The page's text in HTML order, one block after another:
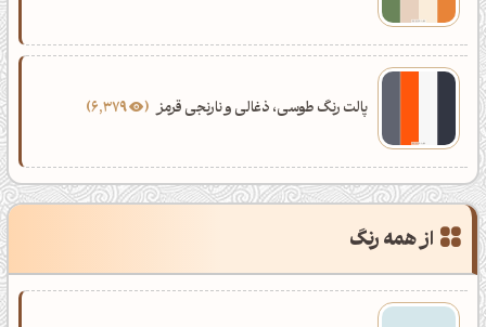
پالت رنگ طوسی، ذغالی و نارنجی قرمز 6,379
از همه رنگ